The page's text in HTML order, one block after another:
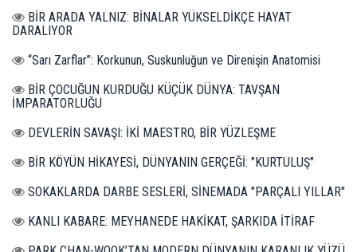
BİR ARADA YALNIZ: BİNALAR YÜKSELDİKÇE HAYAT
DARALIYOR
“Sarı Zarflar”: Korkunun, Suskunluğun ve Direnişin Anatomisi
BİR ÇOCUĞUN KURDUĞU KÜÇÜK DÜNYA: TAVŞAN
İMPARATORLUĞU
DEVLERİN SAVAŞI: İKİ MAESTRO, BİR YÜZLEŞME
BİR KÖYÜN HİKAYESİ, DÜNYANIN GERÇEĞİ: "KURTULUŞ"
SOKAKLARDA DARBE SESLERİ, SİNEMADA "PARÇALI YILLAR"
KANLI KABARE: MEYHANEDE HAKİKAT, ŞARKIDA İTİRAF